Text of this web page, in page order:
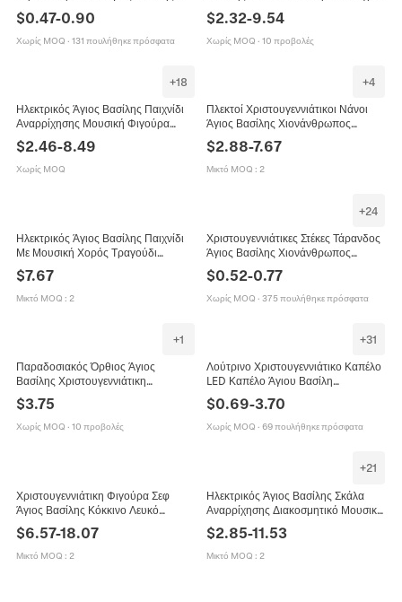
Χιονάνθρωπος Λούτρινο Αξεσουάρ
Πάρτι Για Παιδιά Ενήλικες
$0.47-0.90
Χωρίς MOQ · 131 πουλήθηκε πρόσφατα
Χριστουγεννιάτικη Διακόσμηση
Λούτρινο Πλαστικό Σκάλα Δώρο
$2.32-9.54
Χωρίς MOQ · 10 προβολές
+18
Ηλεκτρικός Άγιος Βασίλης Παιχνίδι
Αναρρίχησης Μουσική Φιγούρα
Χριστουγεννιάτικη Διακόσμηση
Λούτρινο Πλαστικό Δώρο
$2.46-8.49
Χωρίς MOQ
+4
Πλεκτοί Χριστουγεννιάτικοι Νάνοι
Άγιος Βασίλης Χιονάνθρωπος
Τάρανδος Λούτρινα Διακοσμητικά
Τηλεσκοπικά Χριστουγεννιάτικα Σπίτι
$2.88-7.67
Μικτό MOQ : 2
Ηλεκτρικός Άγιος Βασίλης Παιχνίδι
Με Μουσική Χορός Τραγούδι
Πλαστικό Πολυεστέρας Δώρο
$7.67
Μικτό MOQ : 2
+24
Χριστουγεννιάτικες Στέκες Τάρανδος
Άγιος Βασίλης Χιονάνθρωπος
Λούτρινο Διακόσμηση Κοστουμιών
$0.52-0.77
Χωρίς MOQ · 375 πουλήθηκε πρόσφατα
+1
Παραδοσιακός Όρθιος Άγιος
Βασίλης Χριστουγεννιάτικη
Διακόσμηση Λούτρινη Κούκλα για
Πάρτι Διακοσμητικό Σπιτιού
Πολύχρωμο
$3.75
Χωρίς MOQ · 10 προβολές
+31
Λούτρινο Χριστουγεννιάτικο Καπέλο
LED Καπέλο Άγιου Βασίλη
Εορταστική Διακόσμηση Βελούδο Με
Αστέρια Για Ενήλικες Και Παιδιά
$0.69-3.70
Χωρίς MOQ · 69 πουλήθηκε πρόσφατα
Χριστουγεννιάτικη Φιγούρα Σεφ
Άγιος Βασίλης Κόκκινο Λευκό
Επιγραφή Καλωσορίσματος για
Εστιατόριο Ξενοδοχείο
$6.57-18.07
Μικτό MOQ : 2
+21
Ηλεκτρικός Άγιος Βασίλης Σκάλα
Αναρρίχησης Διακοσμητικό Μουσικό
Δώρο Χριστουγέννων
$2.85-11.53
Μικτό MOQ : 2